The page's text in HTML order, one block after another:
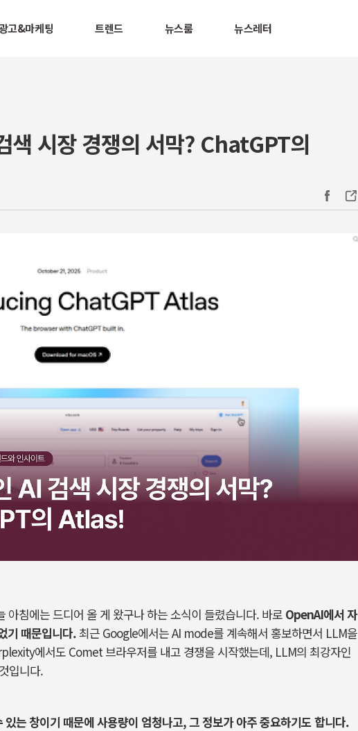
고&마케팅 트렌드 뉴스룸 뉴스레터
색 시장 경쟁의 서막? ChatGPT의
아침에는 드디어 올 게 왔구나 하는 소식이 들렸습니다. 바로 OpenAI에서 자
기 때문입니다.최근 Google에서는AI mode를 계속해서 홍보하면서 LLM을
에서도 Comet브라우저를 내고 경쟁을 시작했는데, LLM의 최강자인
입니다.
는 창이기 때문에 사용량이 엄청나고,그 정보가 아주 중요하기도 합니다.